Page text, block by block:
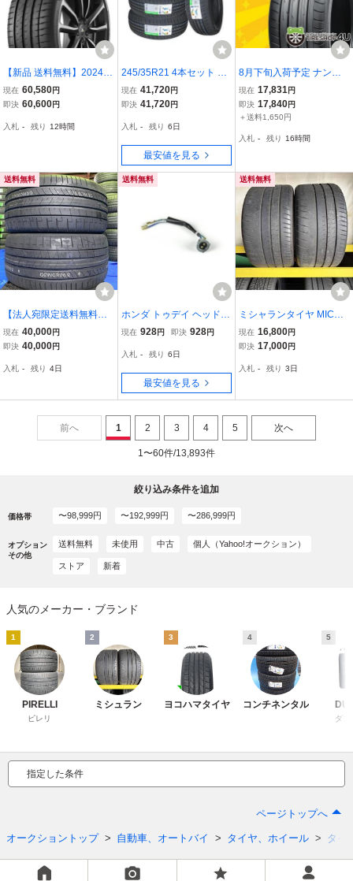
【新品 送料無料】2024年
製 PS4S 295/25R21 (96
Y) XL I☆ Pilot Sport 4S M
現在 60,580円
即決 60,600円
入札 - 残り 12時間
245/35R21 4本セット 20
26年製造 新品サマータイ
ヤ GRENLANDER L-ZEA
現在 41,720円
即決 41,720円
入札 - 残り 6日
最安値を見る
8月下旬入荷予定 ナンカ
ン AS2+ 235/30R21 91Y
XL NANKANG AS-2+ プ
ラス Plus 新品 激安 タイ
込77,960円~
現在 17,831円
即決 17,840円
＋送料1,650円
入札 - 残り 16時間
送料無料
【法人宛限定送料無料】2
62425M-646 PIRELLI
295/35R21 107W XL P
ト 2023年製
現在 40,000円
即決 40,000円
入札 - 残り 4日
送料無料
ホンダ トゥデイ ヘッドラ
イトソケット 純正互換 33
ay today 補修 バイクパー
ツセンター
現在 928円 即決 928円
入札 - 残り 6日
最安値を見る
送料無料
ミシャランタイヤ MICHE
LIN PILOT SPORTS cup2
N1 295/30ZR20（101Y)
シュランパイロットスポ
現在 16,800円
即決 17,000円
入札 - 残り 3日
前へ 1 2 3 4 5 次へ
1〜60件/13,893件
絞り込み条件を追加
価格帯 〜98,999円 〜192,999円 〜286,999円
オプション
その他
送料無料 未使用 中古 個人（Yahoo!オークション）
ストア 新着
人気のメーカー・ブランド
1
PIRELLI
ピレリ
2
ミシュラン
3
ヨコハマタイヤ
4
コンチネンタル
5
ダン
指定した条件
ページトップへ
オークショントップ 自動車、オートバイ タイヤ、ホイール タイ